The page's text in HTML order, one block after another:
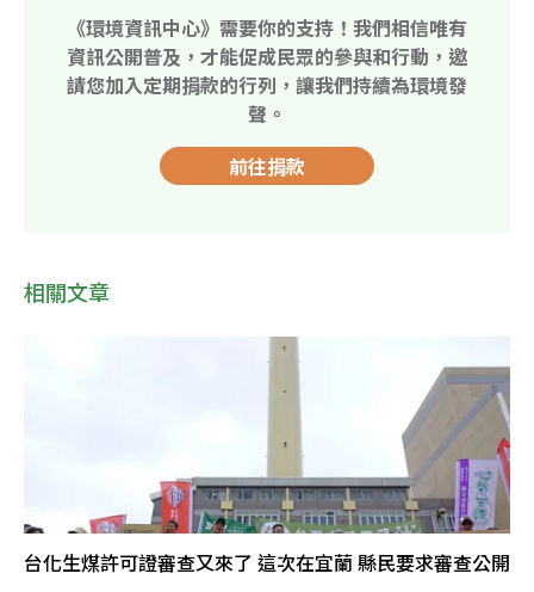
《環境資訊中心》需要你的支持！我們相信唯有
資訊公開普及，才能促成民眾的參與和行動，邀
請您加入定期捐款的行列，讓我們持續為環境發
聲。
前往捐款
相關文章
台化生煤許可證審查又來了 這次在宜蘭 縣民要求審查公開